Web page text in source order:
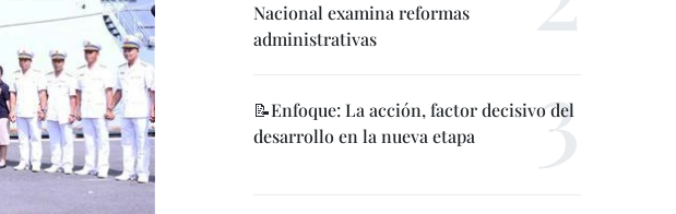
Nacional examina reformas
administrativas
📝Enfoque: La acción, factor decisivo del
desarrollo en la nueva etapa